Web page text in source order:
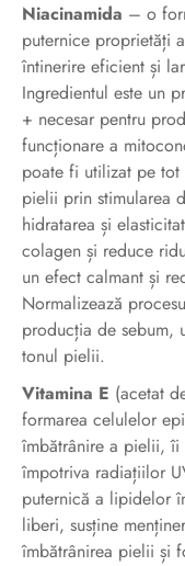
Niacinamida – o
puternice proprietăți
întinerire eficient și
Ingredientul este un
+ necesar pentru
funcționare a
poate fi utilizat pe tot
pielii prin stimularea
hidratarea și
colagen și reduce
un efect calmant și
Normalizează
producția de sebum,
tonul pielii.
Vitamina E (acetat
formarea celulelor
îmbătrânire a pielii, îi
împotriva radiațiilor
puternică a lipidelor
liberi, susține
îmbătrânirea pielii și